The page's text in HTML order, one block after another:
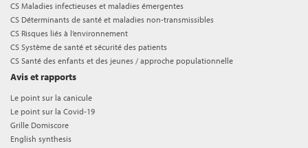
CS Maladies infectieuses et maladies émergentes
CS Déterminants de santé et maladies non-transmissibles
CS Risques liés à l’environnement
CS Système de santé et sécurité des patients
CS Santé des enfants et des jeunes / approche populationnelle
Avis et rapports
Le point sur la canicule
Le point sur la Covid-19
Grille Domiscore
English synthesis